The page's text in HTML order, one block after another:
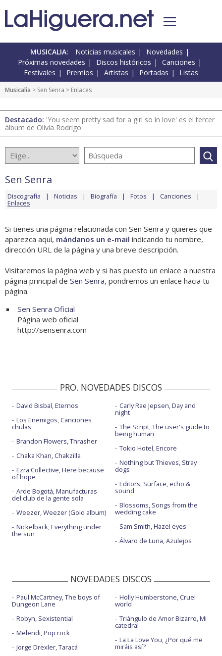
MUSICALIA: Noticias musicales
Novedades
Próximas novedades
Discos históricos
Canciones
Festivales
Premios Artistas Portadas Listas
Musicalia > Sen Senra > Enlaces
Destacado: 'You seem pretty sad for a girl so in love' es el tercer
álbum de Olivia Rodrigo
Sen Senra
Discografía Noticias Biografía Fotos Canciones
Enlaces
Si tienes una página relacionada con Sen Senra y quieres que
aparezca aquí, mándanos un e-mail indicando tu nombre,
dirección URL de la página y una breve descripción.
Visitaremos la página web y si has puesto un enlace a nuestra
página principal de Sen Senra, pondremos un enlace hacia tu
página.
Sen Senra Oficial
Página web oficial
http://sensenra.com
PRO. NOVEDADES DISCOS
David Bisbal, Eternos
Los Enemigos, Canciones
chulas
Brandon Flowers, Thrasher
Chaka Khan, Chakzilla
Ezra Collective, Here because
of hope
Arde Bogotá, Manufacturas
del club de la gente sola
Weezer, Weezer (Gold album)
Nickelback, Everything under
the sun
Carly Rae Jepsen, Day and
night
The Script, The user's guide to
being human
Tokio Hotel, Encore
Nothing but Thieves, Stray
dogs
Editors, Surface, echo &
sound
Blossoms, Songs from the
wedding cake
Sam Smith, Hazel eyes
Álvaro de Luna, Azulejos
NOVEDADES DISCOS
Paul McCartney, The boys of
Dungeon Lane
Robyn, Sexistential
Melendi, Pop rock
Jorge Drexler, Taracá
Holly Humberstone, Cruel
world
Triángulo de Amor Bizarro, Mi
catedral
La La Love You, ¿Por qué me
miráis así?